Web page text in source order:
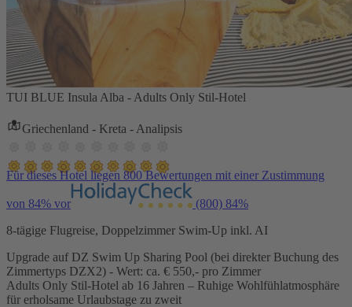
TUI BLUE Insula Alba - Adults Only Stil-Hotel
Griechenland - Kreta - Analipsis
Für dieses Hotel liegen 800 Bewertungen mit einer Zustimmung
von 84% vor (800) 84%
8-tägige Flugreise, Doppelzimmer Swim-Up inkl. AI
Upgrade auf DZ Swim Up Sharing Pool (bei direkter Buchung des
Zimmertyps DZX2) - Wert: ca. € 550,- pro Zimmer
Adults Only Stil-Hotel ab 16 Jahren – Ruhige Wohlfühlatmosphäre
für erholsame Urlaubstage zu zweit